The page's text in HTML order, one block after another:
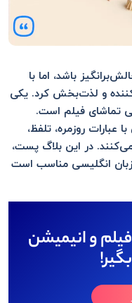
باشد، اما با
و لذت‌بخش کرد. یکی
تماشای فیلم‌ است.
عبارات روزمره، تلفظ،
در این بلاگ پست،
انگلیسی مناسب است
و انیمیشن